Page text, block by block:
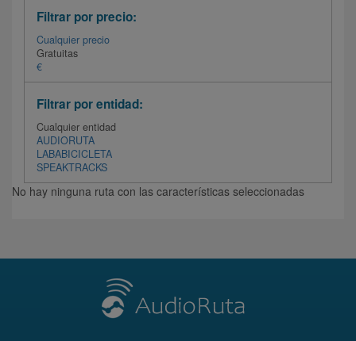
Filtrar por precio:
Cualquier precio
Gratuitas
€
Filtrar por entidad:
Cualquier entidad
AUDIORUTA
LABABICICLETA
SPEAKTRACKS
No hay ninguna ruta con las características seleccionadas